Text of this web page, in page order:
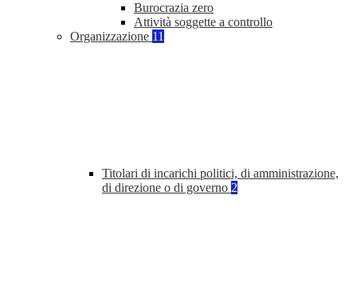
Burocrazia zero
Attività soggette a controllo
Organizzazione 11
Titolari di incarichi politici, di amministrazione,
di direzione o di governo 2